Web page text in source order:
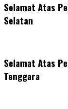
Selamat Atas
Selatan
Selamat Atas
Tenggara